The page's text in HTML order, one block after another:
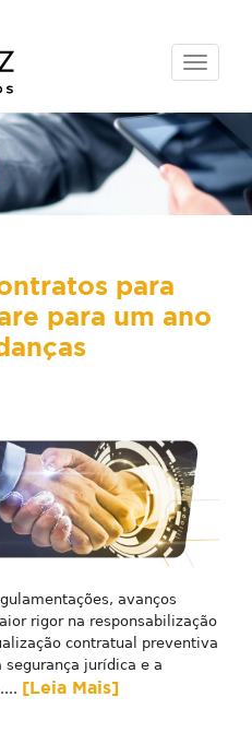
Toggle
para
para um ano
avanços
rigor na responsabilização
contratual preventiva
jurídica e a
[Leia Mais]